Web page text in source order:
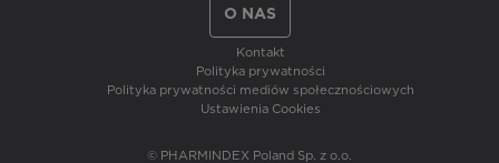
O NAS
Kontakt
Polityka prywatności
Polityka prywatności mediów społecznościowych
Ustawienia Cookies
© PHARMINDEX Poland Sp. z o.o.